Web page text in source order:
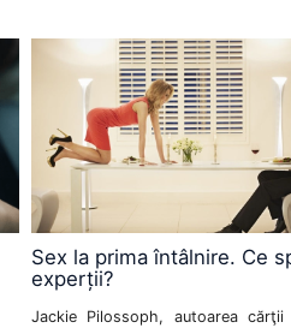
Sex la prima întâlnire. Ce
experții?
Jackie Pilossoph, autoarea cărţii